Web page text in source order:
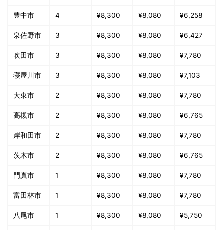
豊中市 4 ¥8,300 ¥8,080 ¥6,258
泉佐野市 3 ¥8,300 ¥8,080 ¥6,427
吹田市 3 ¥8,300 ¥8,080 ¥7,780
寝屋川市 3 ¥8,300 ¥8,080 ¥7,103
大東市 2 ¥8,300 ¥8,080 ¥7,780
高槻市 2 ¥8,300 ¥8,080 ¥6,765
岸和田市 2 ¥8,300 ¥8,080 ¥7,780
茨木市 2 ¥8,300 ¥8,080 ¥6,765
門真市 1 ¥8,300 ¥8,080 ¥7,780
富田林市 1 ¥8,300 ¥8,080 ¥7,780
八尾市 1 ¥8,300 ¥8,080 ¥5,750